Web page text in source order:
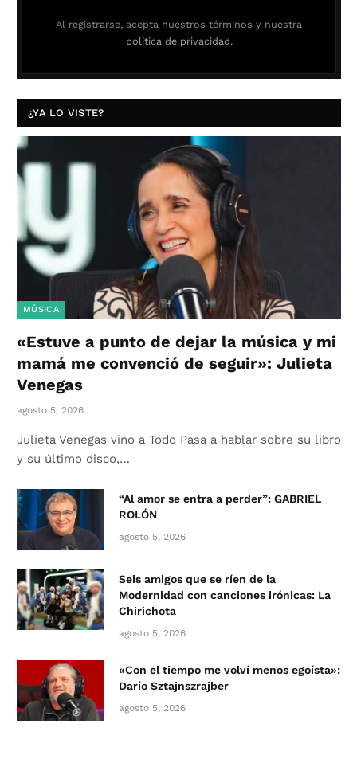
Al registrarse, acepta nuestros términos y nuestra
política de privacidad.
¿YA LO VISTE?
MÚSICA
«Estuve a punto de dejar la música y mi
mamá me convenció de seguir»: Julieta
Venegas
agosto 5, 2026
Julieta Venegas vino a Todo Pasa a hablar sobre su libro
y su último disco,…
“Al amor se entra a perder”: GABRIEL
ROLÓN
agosto 5, 2026
Seis amigos que se ríen de la
Modernidad con canciones irónicas: La
Chirichota
agosto 5, 2026
«Con el tiempo me volví menos egoísta»:
Darío Sztajnszrajber
agosto 5, 2026